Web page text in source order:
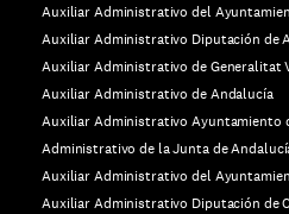
Auxiliar Administrativo del
Auxiliar Administrativo Diputación de
Auxiliar Administrativo de Generalitat
Auxiliar Administrativo de Andalucía
Auxiliar Administrativo Ayuntamiento
Administrativo de la Junta de
Auxiliar Administrativo del
Auxiliar Administrativo Diputación de